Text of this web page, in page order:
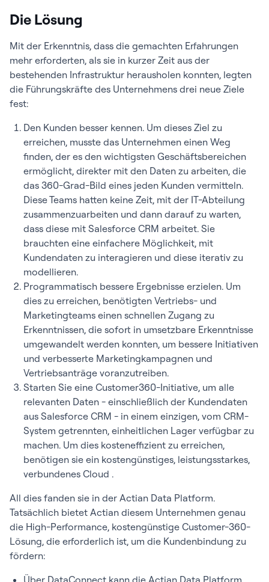
Die Lösung
Mit der Erkenntnis, dass die gemachten Erfahrungen
mehr erforderten, als sie in kurzer Zeit aus der
bestehenden Infrastruktur herausholen konnten, legten
die Führungskräfte des Unternehmens drei neue Ziele
fest:
Den Kunden besser kennen. Um dieses Ziel zu
erreichen, musste das Unternehmen einen Weg
finden, der es den wichtigsten Geschäftsbereichen
ermöglicht, direkter mit den Daten zu arbeiten, die
das 360-Grad-Bild eines jeden Kunden vermitteln.
Diese Teams hatten keine Zeit, mit der IT-Abteilung
zusammenzuarbeiten und dann darauf zu warten,
dass diese mit Salesforce CRM arbeitet. Sie
brauchten eine einfachere Möglichkeit, mit
Kundendaten zu interagieren und diese iterativ zu
modellieren.
Programmatisch bessere Ergebnisse erzielen. Um
dies zu erreichen, benötigten Vertriebs- und
Marketingteams einen schnellen Zugang zu
Erkenntnissen, die sofort in umsetzbare Erkenntnisse
umgewandelt werden konnten, um bessere Initiativen
und verbesserte Marketingkampagnen und
Vertriebsanträge voranzutreiben.
Starten Sie eine Customer360-Initiative, um alle
relevanten Daten - einschließlich der Kundendaten
aus Salesforce CRM - in einem einzigen, vom CRM-
System getrennten, einheitlichen Lager verfügbar zu
machen. Um dies kosteneffizient zu erreichen,
benötigen sie ein kostengünstiges, leistungsstarkes,
verbundenes Cloud .
All dies fanden sie in der Actian Data Platform.
Tatsächlich bietet Actian diesem Unternehmen genau
die High-Performance, kostengünstige Customer-360-
Lösung, die erforderlich ist, um die Kundenbindung zu
fördern: